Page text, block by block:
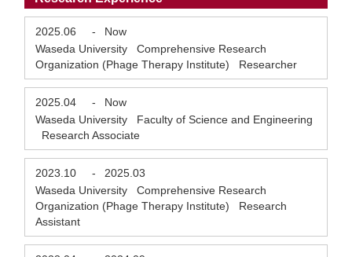
2025.06 -
Now
Waseda University Comprehensive Research
Organization (Phage Therapy Institute) Researcher
2025.04 -
Now
Waseda University Faculty of Science and Engineering
Research Associate
2023.10 -
2025.03
Waseda University Comprehensive Research
Organization (Phage Therapy Institute) Research
Assistant